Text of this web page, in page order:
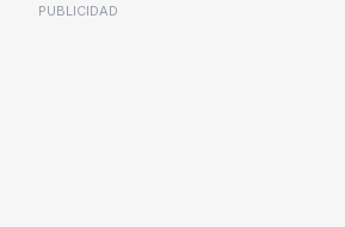
PUBLICIDAD